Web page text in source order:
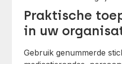
Praktische
in uw
Gebruik genummerde